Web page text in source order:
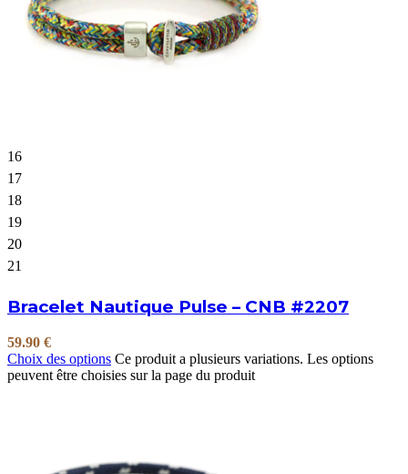
16
17
18
19
20
21
Bracelet Nautique Pulse – CNB #2207
59.90 €
Choix des options Ce produit a plusieurs variations. Les options
peuvent être choisies sur la page du produit